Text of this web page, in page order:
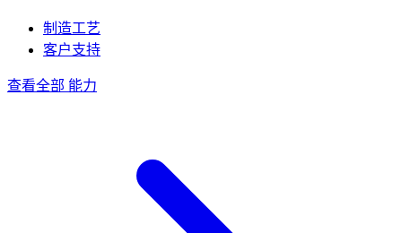
制造工艺
客户支持
查看全部 能力